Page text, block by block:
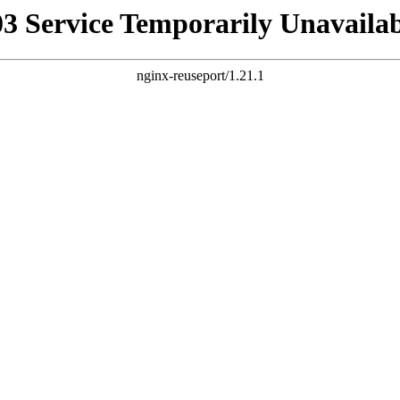
Service Temporarily
nginx-reuseport/1.21.1